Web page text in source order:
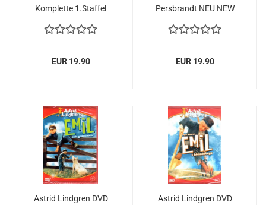
Komplette 1.Staffel
NEU
EUR 19.90
Persbrandt NEU NEW
EUR 19.90
Astrid Lindgren DVD
Astrid Lindgren DVD